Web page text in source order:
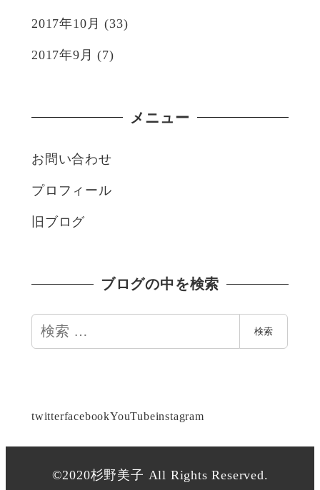
2017年10月 (33)
2017年9月 (7)
メニュー
お問い合わせ
プロフィール
旧ブログ
ブログの中を検索
検
索
検索
twitterfacebookYouTubeinstagram
©2020杉野美子 All Rights Reserved.